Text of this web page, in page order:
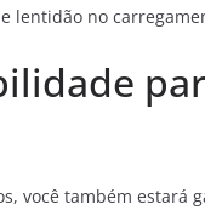
lentidão no
você também estará